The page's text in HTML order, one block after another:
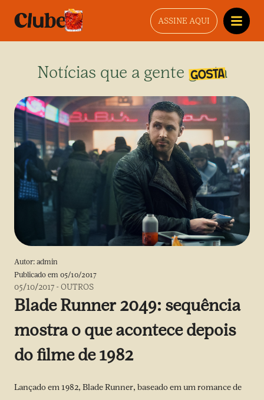
ASSINE AQUI
Notícias que a gente gosta
Autor: admin
Publicado em 05/10/2017
05/10/2017 -OUTROS
Blade Runner 2049: sequência
mostra o que acontece depois
do filme de 1982
Lançado em 1982, Blade Runner, baseado em um romance de